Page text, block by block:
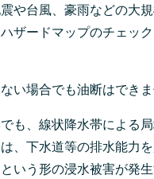
や台風、豪雨などの大
ザードマップのチェッ
い場合でも油断はできま
も、線状降水帯による
、下水道等の排水能力
いう形の浸水被害が発